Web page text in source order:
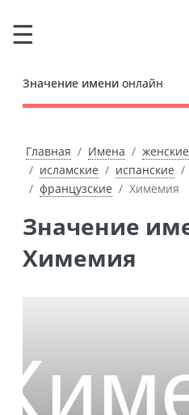
Значение имени онлайн
Главная Имена женские
исламские
испанские
французские
Химемия
Значение имени
Химемия